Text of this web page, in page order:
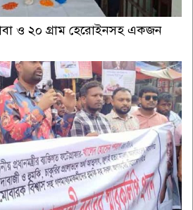
ও ২০ গ্রাম হেরোইনসহ একজন